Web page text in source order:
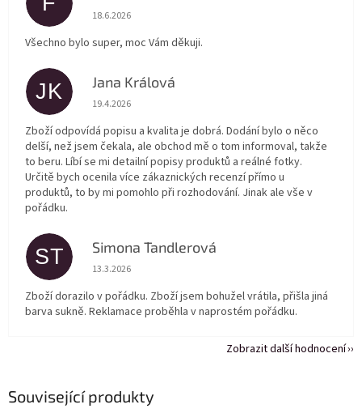
Související produkty
Hodnocení obchodu je 5 z 5 hvězdiček.
18.6.2026
Všechno bylo super, moc Vám děkuji.
JK Jana Králová
Hodnocení obchodu je 5 z 5 hvězdiček.
19.4.2026
Zboží odpovídá popisu a kvalita je dobrá. Dodání bylo o něco
delší, než jsem čekala, ale obchod mě o tom informoval, takže
to beru. Líbí se mi detailní popisy produktů a reálné fotky.
Určitě bych ocenila více zákaznických recenzí přímo u
produktů, to by mi pomohlo při rozhodování. Jinak ale vše v
pořádku.
ST Simona Tandlerová
Hodnocení obchodu je 5 z 5 hvězdiček.
13.3.2026
Zboží dorazilo v pořádku. Zboží jsem bohužel vrátila, přišla jiná
barva sukně. Reklamace proběhla v naprostém pořádku.
Zobrazit další hodnocení